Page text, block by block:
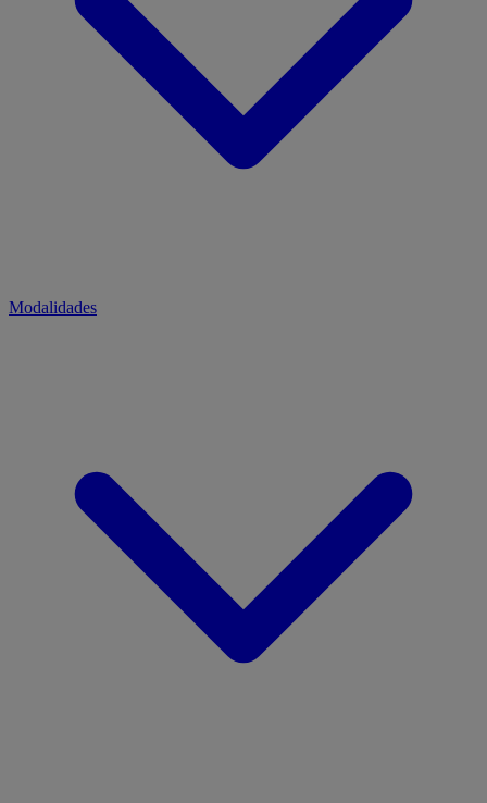
Modalidades